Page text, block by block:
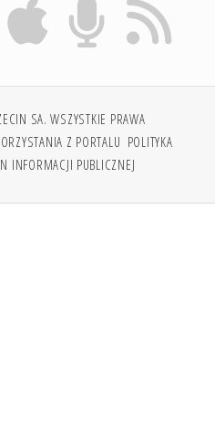
SA. WSZYSTKIE PRAWA
Z PORTALU POLITYKA
INFORMACJI PUBLICZNEJ